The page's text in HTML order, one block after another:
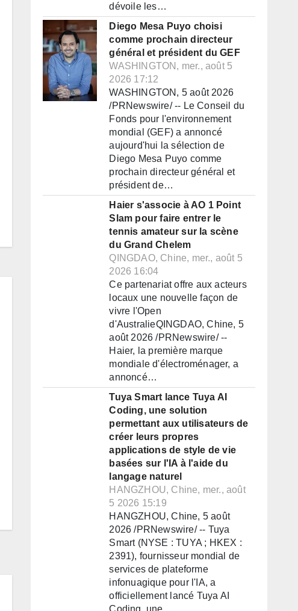
dévoile les…
Diego Mesa Puyo choisi
comme prochain directeur
général et président du GEF
WASHINGTON, mer., août 5
2026 17:12
WASHINGTON, 5 août 2026
/PRNewswire/ -- Le Conseil du
Fonds pour l'environnement
mondial (GEF) a annoncé
aujourd'hui la sélection de
Diego Mesa Puyo comme
prochain directeur général et
président de…
Haier s'associe à AO 1 Point
Slam pour faire entrer le
tennis amateur sur la scène
du Grand Chelem
QINGDAO, Chine, mer., août 5
2026 16:04
Ce partenariat offre aux acteurs
locaux une nouvelle façon de
vivre l'Open
d'AustralieQINGDAO, Chine, 5
août 2026 /PRNewswire/ --
Haier, la première marque
mondiale d'électroménager, a
annoncé…
Tuya Smart lance Tuya AI
Coding, une solution
permettant aux utilisateurs de
créer leurs propres
applications de style de vie
basées sur l'IA à l'aide du
langage naturel
HANGZHOU, Chine, mer., août
5 2026 15:19
HANGZHOU, Chine, 5 août
2026 /PRNewswire/ -- Tuya
Smart (NYSE : TUYA ; HKEX :
2391), fournisseur mondial de
services de plateforme
infonuagique pour l'IA, a
officiellement lancé Tuya AI
Coding, une…